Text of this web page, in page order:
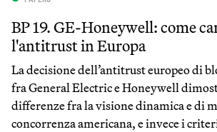
BP 19. GE-Honeywell: come
l'antitrust in Europa
La decisione dell’antitrust europeo di
fra General Electric e Honeywell
differenze fra la visione dinamica e di
concorrenza americana, e invece i